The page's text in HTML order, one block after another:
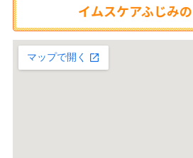
イムスケアふじみの